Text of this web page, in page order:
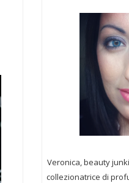
Veronica, beauty
collezionatrice di